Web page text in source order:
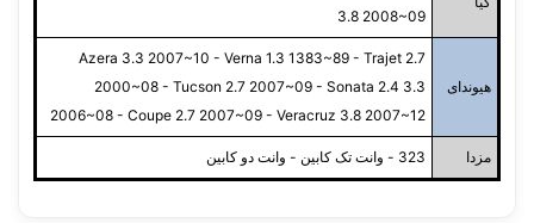
3.8 2008~09
هیوندای
Azera 3.3 2007~10 - Verna 1.3 1383~89 - Trajet 2.7
2000~08 - Tucson 2.7 2007~09 - Sonata 2.4 3.3
2006~08 - Coupe 2.7 2007~09 - Veracruz 3.8 2007~12
مزدا 323 - وانت تک کابین - وانت دو کابین